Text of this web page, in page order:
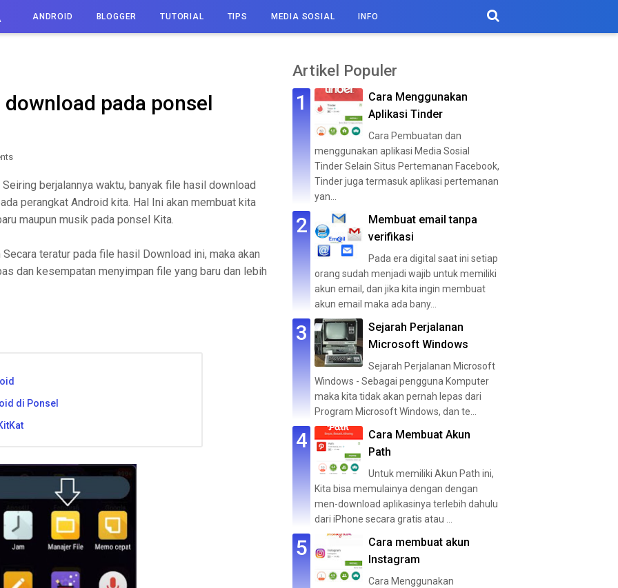
ANDROID BLOGGER TUTORIAL TIPS MEDIA SOSIAL INFO
pada ponsel
berjalannya waktu, banyak file hasil download
perangkat Android kita. Hal Ini akan membuat kita
maupun musik pada ponsel Kita.
teratur pada file hasil Download ini, maka akan
dan kesempatan menyimpan file yang baru dan lebih
di Ponsel
Artikel Populer
Cara Menggunakan
Aplikasi Tinder
Cara Pembuatan dan
menggunakan aplikasi Media Sosial
Tinder Selain Situs Pertemanan Facebook,
Tinder juga termasuk aplikasi pertemanan
yan...
Membuat email tanpa
verifikasi
Pada era digital saat ini setiap
orang sudah menjadi wajib untuk memiliki
akun email, dan jika kita ingin membuat
akun email maka ada bany...
Sejarah Perjalanan
Microsoft Windows
Sejarah Perjalanan Microsoft
Windows - Sebagai pengguna Komputer
maka kita tidak akan pernah lepas dari
Program Microsoft Windows, dan te...
Cara Membuat Akun
Path
Untuk memiliki Akun Path ini,
Kita bisa memulainya dengan dengan
men-download aplikasinya terlebih dahulu
dari iPhone secara gratis atau ...
Cara membuat akun
Instagram
Cara Menggunakan